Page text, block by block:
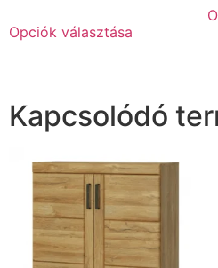
Opciók választása
Kapcsolódó